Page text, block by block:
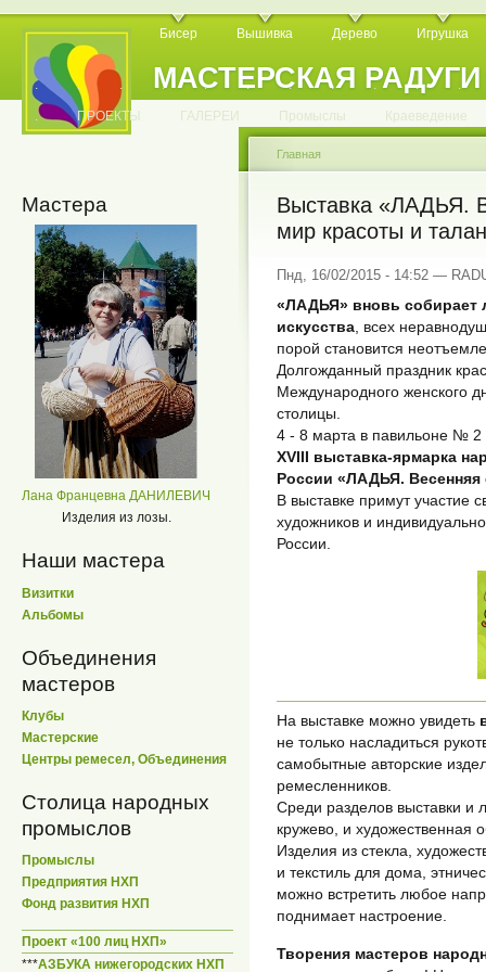
МАСТЕРСКАЯ РАДУГИ
Бисер Вышивка Дерево Игрушка
. . . . . . . . . . .
. ПРОЕКТЫ ГАЛЕРЕИ Промыслы Краеведение
Мастера
Лана Францевна ДАНИЛЕВИЧ
Изделия из лозы.
Наши мастера
Визитки
Альбомы
Объединения
мастеров
Клубы
Мастерские
Центры ремесел, Объединения
Столица народных
промыслов
Промыслы
Предприятия НХП
Фонд развития НХП
Проект «100 лиц НХП»
***АЗБУКА нижегородских НХП
Главная
Выставка «ЛАДЬЯ.
мир красоты и
Пнд, 16/02/2015 - 14:52 —
«ЛАДЬЯ» вновь собирает
искусства , всех
порой становится
Долгожданный праздник
Международного женского
столицы.
4 - 8 марта в павильоне №
XVIII выставка-ярмарка
России «ЛАДЬЯ. Весенняя
В выставке примут участие
художников и
России.
На выставке можно увидеть
не только насладиться
самобытные авторские
ремесленников.
Среди разделов выставки и
кружево, и
Изделия из стекла,
и текстиль для дома,
можно встретить любое
поднимает настроение.
Творения мастеров